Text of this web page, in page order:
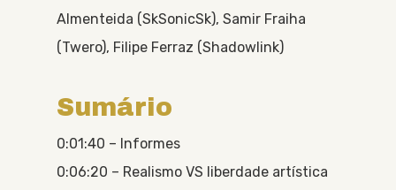
Almenteida (SkSonicSk), Samir Fraiha
(Twero), Filipe Ferraz (Shadowlink)
Sumário
0:01:40 – Informes
0:06:20 – Realismo VS liberdade artística